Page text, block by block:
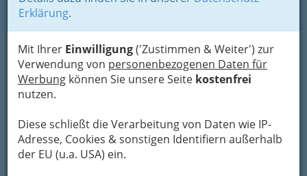
Erklärung.
Mit Ihrer Einwilligung('Zustimmen & Weiter') zur
Verwendung von personenbezogenen Daten für
Werbung können Sie unsere Seite kostenfrei
nutzen.
Diese schließt die Verarbeitung von Daten wie IP-
Adresse, Cookies & sonstigen Identifiern außerhalb
der EU (u.a. USA) ein.
Ein Warenhaus ist ein großes, in der Regel mehrstöckiges
angeboten werden (in Deutschland z.B. Karstadt, Kaufhof,
Hertie). Warenhäuser verfügen über eine Verkaufsfläche von
mindestens 3.000m². Aufgrund der Größe handelt es sich bei
dieser Vertriebsform um großflächige Einzelhandelsbetriebe.
inzwischen zunehmend in Einkaufszentren.
Bezirksauswahl